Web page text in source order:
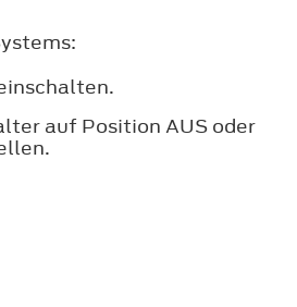
auf Position AUS oder